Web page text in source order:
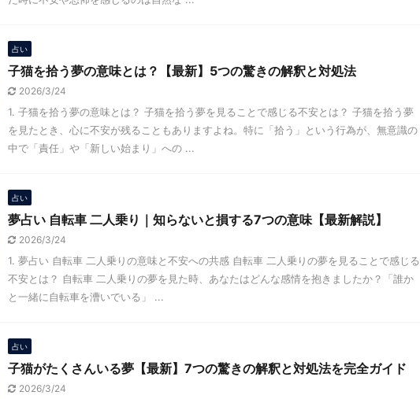
占い
子猫を拾う夢の意味とは？【最新】5つの驚きの解釈と対処法
2026/3/24
1. 子猫を拾う夢の意味とは？ 子猫を拾う夢を見ることで感じる不安とは？ 子猫を拾う夢
を見たとき、心に不安が残ることもありますよね。特に「拾う」という行為が、無意識の
中で「責任」や「新しい始まり」への ...
占い
夢占い 自転車 二人乗り｜知らないと損する7つの意味【最新解説】
2026/3/24
1. 夢占い 自転車 二人乗りの意味と不安への共感 自転車 二人乗りの夢を見ることで感じる
不安とは？ 自転車 二人乗りの夢を見た時、あなたはどんな感情を抱きましたか？「誰か
と一緒に自転車を漕いでいる」 ...
占い
子猫がたくさんいる夢【最新】7つの驚きの解釈と対処法を完全ガイド
2026/3/24